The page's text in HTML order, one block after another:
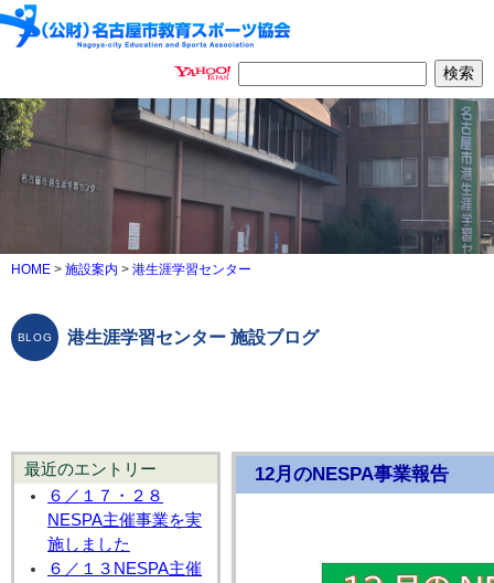
HOME > 施設案内 > 港生涯学習センター
港生涯学習センター 施設ブログ
最近のエントリー
６／１７・２８
NESPA主催事業を実
施しました
６／１３NESPA主催
12月のNESPA事業報告